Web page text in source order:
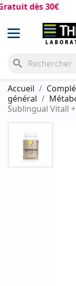
dès 30€
search
Accueil
général
Sublingual Vitall +